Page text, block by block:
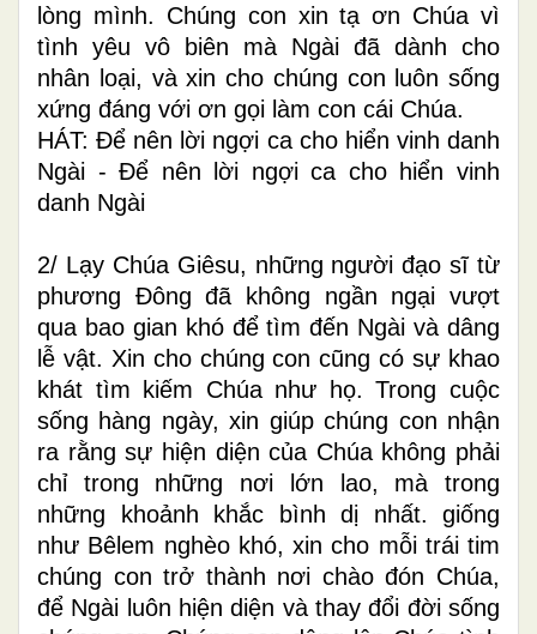
lòng mình. Chúng con xin tạ ơn Chúa vì
tình yêu vô biên mà Ngài đã dành cho
nhân loại, và xin cho chúng con luôn sống
xứng đáng với ơn gọi làm con cái Chúa.
HÁT: Để nên lời ngợi ca cho hiển vinh danh
Ngài - Để nên lời ngợi ca cho hiển vinh
danh Ngài
2/ Lạy Chúa Giêsu, những người đạo sĩ từ
phương Đông đã không ngần ngại vượt
qua bao gian khó để tìm đến Ngài và dâng
lễ vật. Xin cho chúng con cũng có sự khao
khát tìm kiếm Chúa như họ. Trong cuộc
sống hàng ngày, xin giúp chúng con nhận
ra rằng sự hiện diện của Chúa không phải
chỉ trong những nơi lớn lao, mà trong
những khoảnh khắc bình dị nhất. giống
như Bêlem nghèo khó, xin cho mỗi trái tim
chúng con trở thành nơi chào đón Chúa,
để Ngài luôn hiện diện và thay đổi đời sống